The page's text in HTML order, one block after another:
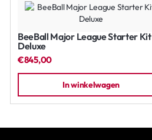
BeeBall Major League Starter Kit
Deluxe
€845,00
In winkelwagen